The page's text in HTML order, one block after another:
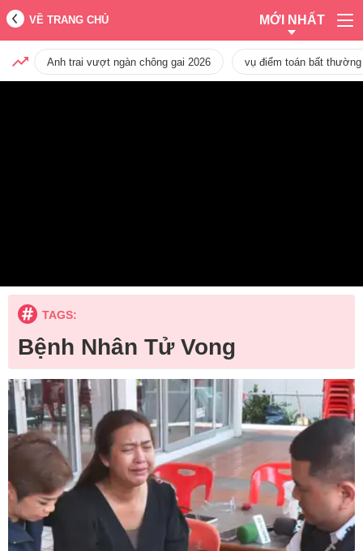
VỀ TRANG CHỦ MỚI NHẤT
Anh trai vượt ngàn chông gai 2026 vụ điểm toán bất
TAGS:
Bệnh Nhân Tử Vong